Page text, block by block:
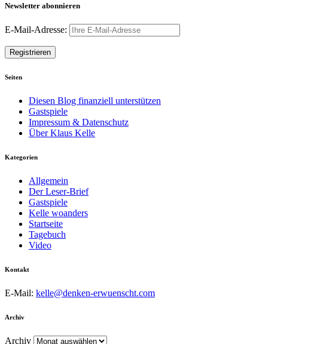
Newsletter abonnieren
E-Mail-Adresse:
Seiten
Diesen Blog finanziell unterstützen
Gastspiele
Impressum & Datenschutz
Über Klaus Kelle
Kategorien
Allgemein
Der Leser-Brief
Gastspiele
Kelle woanders
Startseite
Tagebuch
Video
Kontakt
E-Mail: kelle@denken-erwuenscht.com
Archiv
Archiv